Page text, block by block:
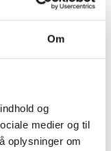
Om
og
medier og til
oplysninger om